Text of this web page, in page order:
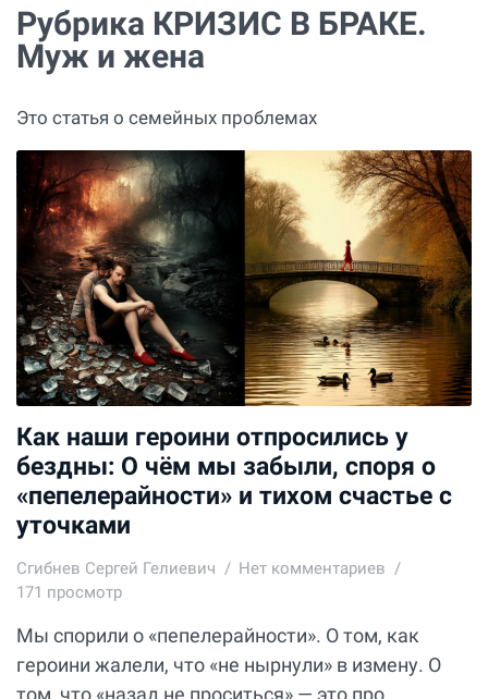
Рубрика КРИЗИС В БРАКЕ.
Муж и жена
Это статья о семейных проблемах
Как наши героини отпросились у
бездны: О чём мы забыли, споря о
«пепелерайности» и тихом счастье с
уточками
Сгибнев Сергей Гелиевич
Нет комментариев
171 просмотр
Мы спорили о «пепелерайности». О том, как
героини жалели, что «не нырнули» в измену. О
том, что «назад не проситься» — это про